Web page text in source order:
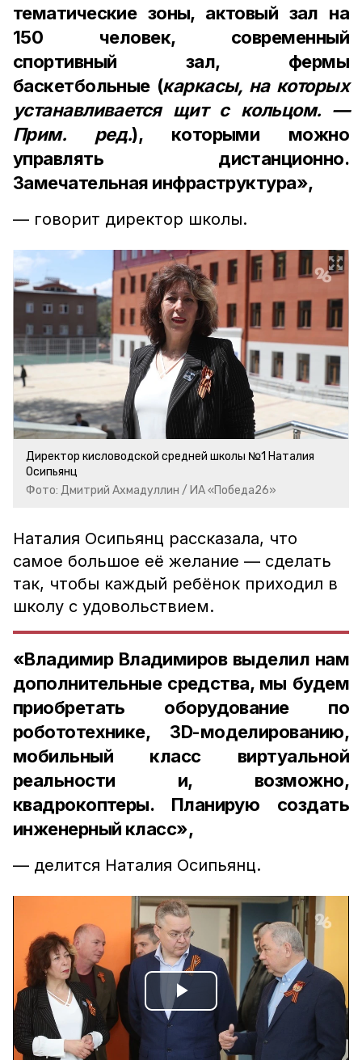
тематические зоны, актовый зал на
150 человек, современный
спортивный зал, фермы
баскетбольные (каркасы, на которых
устанавливается щит с кольцом. —
Прим. ред.), которыми можно
управлять дистанционно.
Замечательная инфраструктура»,
— говорит директор школы.
Директор кисловодской средней школы №1 Наталия
Осипьянц
Фото: Дмитрий Ахмадуллин / ИА «Победа26»
Наталия Осипьянц рассказала, что
самое большое её желание — сделать
так, чтобы каждый ребёнок приходил в
школу с удовольствием.
«Владимир Владимиров выделил нам
дополнительные средства, мы будем
приобретать оборудование по
робототехнике, 3D-моделированию,
мобильный класс виртуальной
реальности и, возможно,
квадрокоптеры. Планирую создать
инженерный класс»,
— делится Наталия Осипьянц.
Play
Video